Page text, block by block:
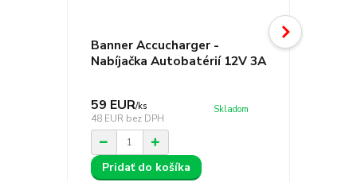
Banner Accucharger -
Nabíjačka Autobatérií 12V 3A
59 EUR/ks
48 EUR bez DPH
Skladom
Pridať do košíka